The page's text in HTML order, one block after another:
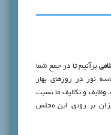
برآنيم تا در جمع شما
نور در روزهاي بهار
وظايف و تكاليف ما نسبت
بر رونق اين مجلس